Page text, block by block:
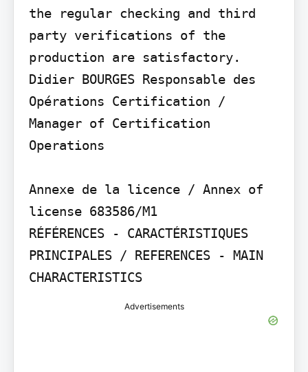
the regular checking and third
party verifications of the
production are satisfactory.
Didier BOURGES Responsable des
Opérations Certification /
Manager of Certification
Operations
Annexe de la licence / Annex of
license 683586/M1
RÉFÉRENCES - CARACTÉRISTIQUES
PRINCIPALES / REFERENCES - MAIN
CHARACTERISTICS
Advertisements